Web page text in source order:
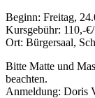
Beginn: Freitag,
Kursgebühr: 110,-
Ort: Bürgersaal,
Bitte Matte und
beachten.
Anmeldung: Doris